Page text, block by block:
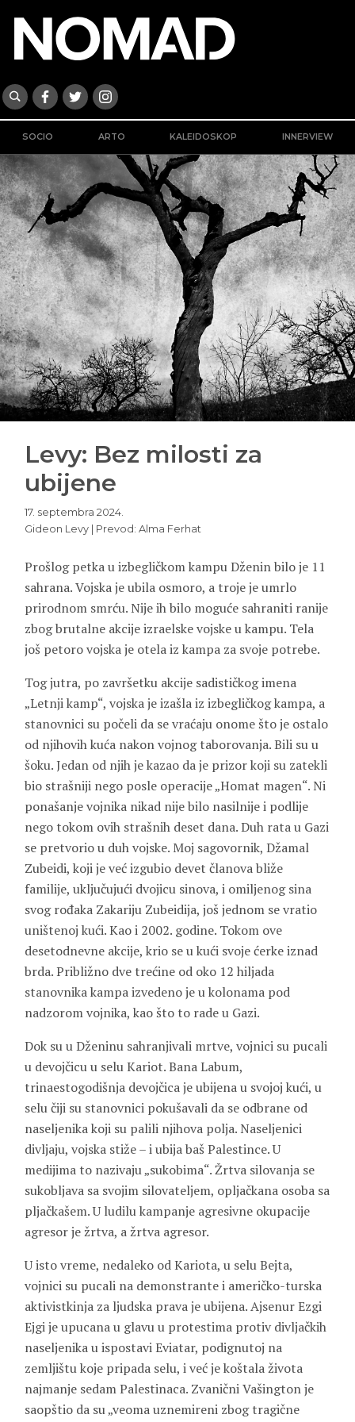
SOCIO ARTO KALEIDOSKOP INNERVIEW
Levy: Bez milosti za
ubijene
17. septembra 2024.
Gideon Levy | Prevod: Alma Ferhat
Prošlog petka u izbegličkom kampu Dženin bilo je 11
sahrana. Vojska je ubila osmoro, a troje je umrlo
prirodnom smrću. Nije ih bilo moguće sahraniti ranije
zbog brutalne akcije izraelske vojske u kampu. Tela
još petoro vojska je otela iz kampa za svoje potrebe.
Tog jutra, po završetku akcije sadističkog imena
„Letnji kamp“, vojska je izašla iz izbegličkog kampa, a
stanovnici su počeli da se vraćaju onome što je ostalo
od njihovih kuća nakon vojnog taborovanja. Bili su u
šoku. Jedan od njih je kazao da je prizor koji su zatekli
bio strašniji nego posle operacije „Homat magen“. Ni
ponašanje vojnika nikad nije bilo nasilnije i podlije
nego tokom ovih strašnih deset dana. Duh rata u Gazi
se pretvorio u duh vojske. Moj sagovornik, Džamal
Zubeidi, koji je već izgubio devet članova bliže
familije, uključujući dvojicu sinova, i omiljenog sina
svog rođaka Zakariju Zubeidija, još jednom se vratio
uništenoj kući. Kao i 2002. godine. Tokom ove
desetodnevne akcije, krio se u kući svoje ćerke iznad
brda. Približno dve trećine od oko 12 hiljada
stanovnika kampa izvedeno je u kolonama pod
nadzorom vojnika, kao što to rade u Gazi.
Dok su u Dženinu sahranjivali mrtve, vojnici su pucali
u devojčicu u selu Kariot. Bana Labum,
trinaestogodišnja devojčica je ubijena u svojoj kući, u
selu čiji su stanovnici pokušavali da se odbrane od
naseljenika koji su palili njihova polja. Naseljenici
divljaju, vojska stiže – i ubija baš Palestince. U
medijima to nazivaju „sukobima“. Žrtva silovanja se
sukobljava sa svojim silovateljem, opljačkana osoba sa
pljačkašem. U ludilu kampanje agresivne okupacije
agresor je žrtva, a žrtva agresor.
U isto vreme, nedaleko od Kariota, u selu Bejta,
vojnici su pucali na demonstrante i američko-turska
aktivistkinja za ljudska prava je ubijena. Ajsenur Ezgi
Ejgi je upucana u glavu u protestima protiv divljačkih
naseljenika u ispostavi Eviatar, podignutoj na
zemljištu koje pripada selu, i već je koštala života
najmanje sedam Palestinaca. Zvanični Vašington je
saopštio da su „veoma uznemireni zbog tragične